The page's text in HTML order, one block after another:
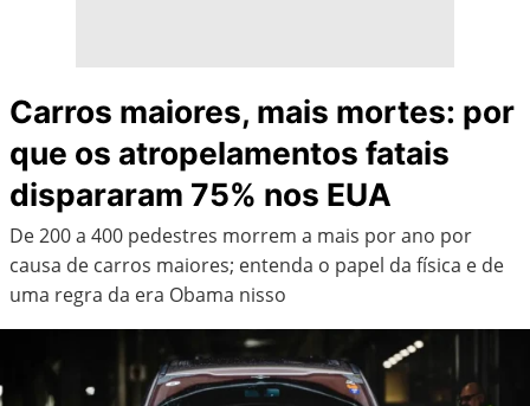
Carros maiores, mais mortes: por
que os atropelamentos fatais
dispararam 75% nos EUA
De 200 a 400 pedestres morrem a mais por ano por
causa de carros maiores; entenda o papel da física e de
uma regra da era Obama nisso